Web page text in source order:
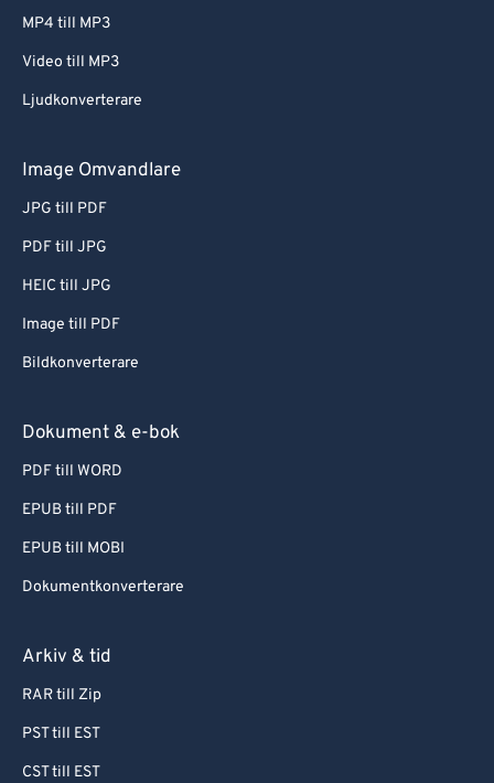
MP4 till MP3
Video till MP3
Ljudkonverterare
Image Omvandlare
JPG till PDF
PDF till JPG
HEIC till JPG
Image till PDF
Bildkonverterare
Dokument & e-bok
PDF till WORD
EPUB till PDF
EPUB till MOBI
Dokumentkonverterare
Arkiv & tid
RAR till Zip
PST till EST
CST till EST